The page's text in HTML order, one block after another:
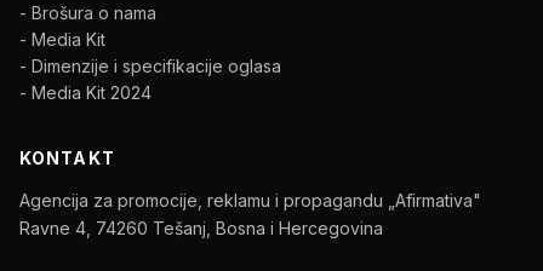
- Brošura o nama
- Media Kit
- Dimenzije i specifikacije oglasa
- Media Kit 2024
KONTAKT
Agencija za promocije, reklamu i propagandu „Afirmativa"
Ravne 4, 74260 Tešanj, Bosna i Hercegovina